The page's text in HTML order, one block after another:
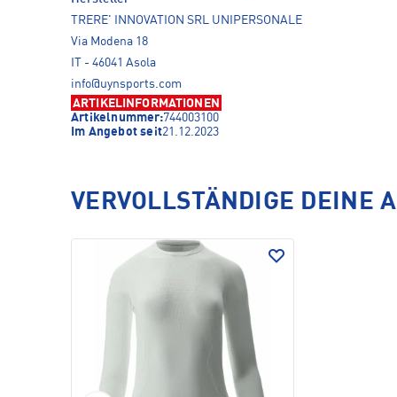
TRERE' INNOVATION SRL UNIPERSONALE
Via Modena 18
IT - 46041 Asola
info@uynsports.com
ARTIKELINFORMATIONEN
Artikelnummer:744003100
Im Angebot seit21.12.2023
VERVOLLSTÄNDIGE DEINE